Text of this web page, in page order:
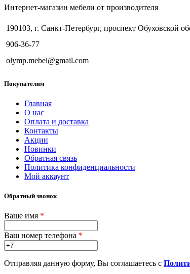
Интернет-магазин мебели от производителя
190103, г. Санкт-Петербург, проспект Обуховской
906-36-77
olymp.mebel@gmail.com
Покупателям
Главная
О нас
Оплата и доставка
Контакты
Акции
Новинки
Обратная связь
Политика конфиденциальности
Мой аккаунт
Обратный звонок
Ваше имя *
Ваш номер телефона *
Отправляя данную форму, Вы соглашаетесь с